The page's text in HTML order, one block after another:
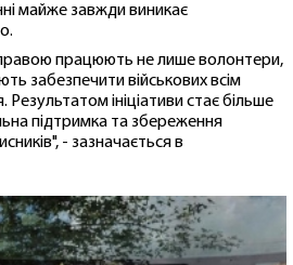
майже завжди виникає
працюють не лише волонтери,
забезпечити військових всім
Результатом ініціативи стає більше
підтримка та збереження
- зазначається в